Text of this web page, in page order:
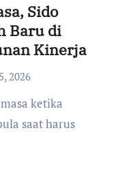
Sido
Baru di
Kinerja
2026
saat harus